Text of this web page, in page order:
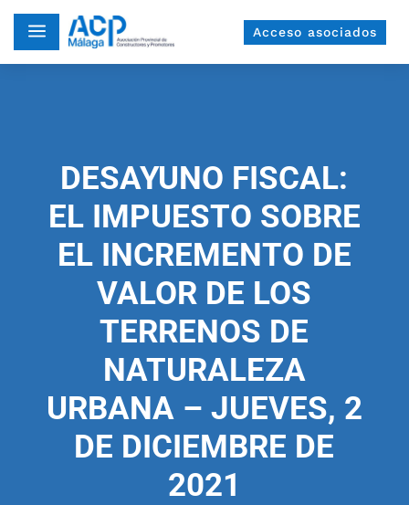
a Acceso asociados
DESAYUNO FISCAL:
EL IMPUESTO SOBRE
EL INCREMENTO DE
VALOR DE LOS
TERRENOS DE
NATURALEZA
URBANA – JUEVES, 2
DE DICIEMBRE DE
2021